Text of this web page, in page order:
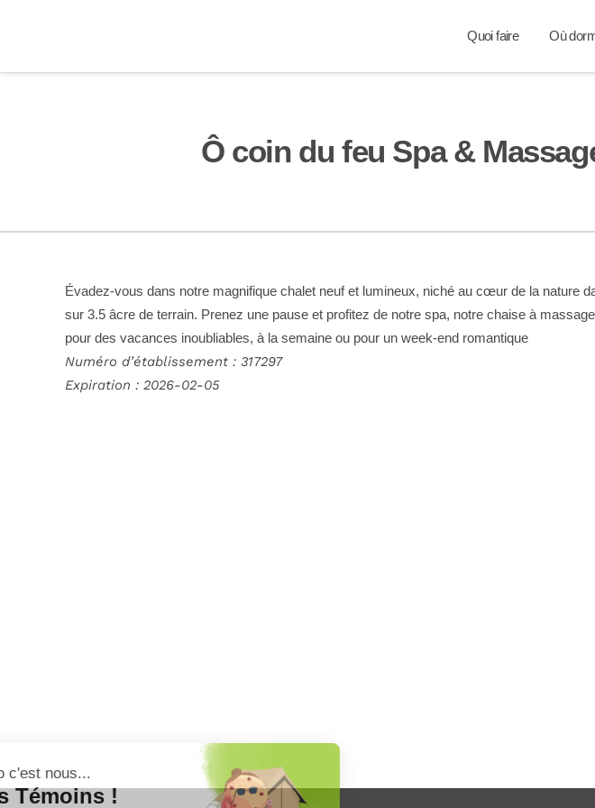
Quoi faire Où
Ô coin du feu Spa &
Évadez-vous dans notre magnifique chalet neuf et lumineux, niché au cœur de la nature
sur 3.5 âcre de terrain. Prenez une pause et profitez de notre spa, notre chaise à
pour des vacances inoubliables, à la semaine ou pour un week-end romantique
Numéro d’établissement : 317297
Expiration : 2026-02-05